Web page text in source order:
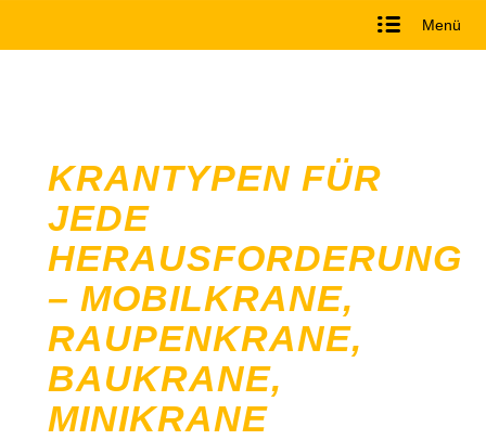
Menü
KRANTYPEN FÜR
JEDE
HERAUSFORDERUNG
– MOBILKRANE,
RAUPENKRANE,
BAUKRANE,
MINIKRANE